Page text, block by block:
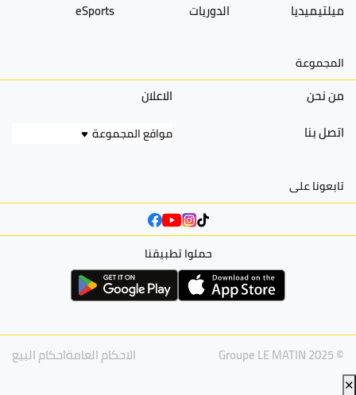
ميلتيميديا
الدوريات eSports
المجموعة
من نحن
الاعلان
اتصل بنا
مواقع المجموعة
تابعونا على
حملوا تطبيقنا
© Groupe LE MATIN 2025 الاحكام العامةاحكام البيع
✕